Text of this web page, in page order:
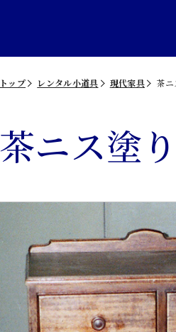
トップ レンタル小道具 現代家具 茶
茶ニス塗